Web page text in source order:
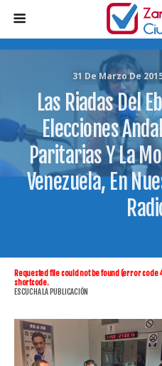
31 De Marzo De
Las Riadas Del
Elecciones
Paritarias Y La
Venezuela, En
Requested file could not be found (error code
shortcode.
ESCUCHA LA PUBLICACIÓN